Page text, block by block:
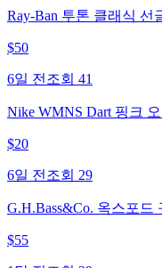
Ray-Ban 투톤 클래식 선
$50
6일 전 조회 41
Nike WMNS Dart 핑크
$20
6일 전 조회 29
G.H.Bass&Co. 옥스포드
$55